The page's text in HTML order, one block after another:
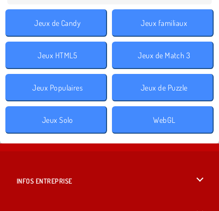
Jeux de Candy Jeux familiaux
Jeux HTML5 Jeux de Match 3
Jeux Populaires Jeux de Puzzle
Jeux Solo WebGL
INFOS ENTREPRISE